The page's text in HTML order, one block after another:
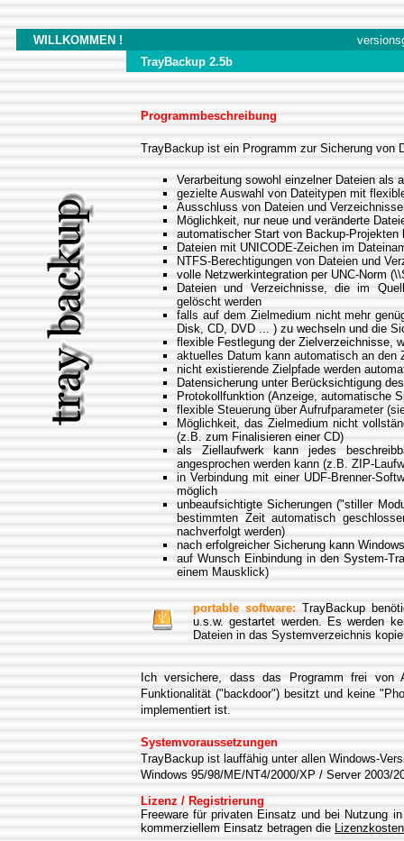
WILLKOMMEN !
TrayBackup 2.5b
Programmbeschreibung
TrayBackup ist ein Programm zur Sicherung von
Verarbeitung sowohl einzelner Dateien als
gezielte Auswahl von Dateitypen mit
Ausschluss von Dateien und
Möglichkeit, nur neue und veränderte
automatischer Start von Backup-
Dateien mit UNICODE-Zeichen im
NTFS-Berechtigungen von Dateien und
volle Netzwerkintegration per UNC-Norm
Dateien und Verzeichnisse, die im
gelöscht werden
falls auf dem Zielmedium nicht mehr
Disk, CD, DVD ... ) zu wechseln und die
flexible Festlegung der Zielverzeichnisse,
aktuelles Datum kann automatisch an den
nicht existierende Zielpfade werden
Datensicherung unter Berücksichtigung
Protokollfunktion (Anzeige, automatische
flexible Steuerung über Aufrufparameter
Möglichkeit, das Zielmedium nicht
(z.B. zum Finalisieren einer CD)
als Ziellaufwerk kann jedes
angesprochen werden kann (z.B. ZIP-
in Verbindung mit einer UDF-Brenner-
möglich
unbeaufsichtigte Sicherungen ("stiller
bestimmten Zeit automatisch
nachverfolgt werden)
nach erfolgreicher Sicherung kann
auf Wunsch Einbindung in den System-
einem Mausklick)
portable software:TrayBackup
u.s.w. gestartet werden. Es werden
Dateien in das Systemverzeichnis
Ich versichere, dass das Programm frei von
Funktionalität ("backdoor") besitzt und keine
implementiert ist.
Systemvoraussetzungen
TrayBackup ist lauffähig unter allen Windows-
Windows 95/98/ME/NT4/2000/XP / Server 2003/
Lizenz / Registrierung
Freeware für privaten Einsatz und bei Nutzung
kommerziellem Einsatz betragen die Lizenzkosten